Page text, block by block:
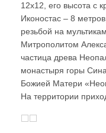
12х12, его высота с
Иконостас – 8
резьбой на
Митрополитом
частица древа
монастыря горы
Божией Матери
На территории